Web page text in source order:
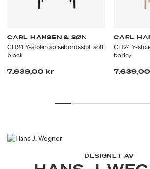
CARL HANSEN & SØN
CH24 Y-stolen spisebordsstol, soft
black
7.639,00 kr
CARL
CH24 Y-
barley
DESIGNET AV